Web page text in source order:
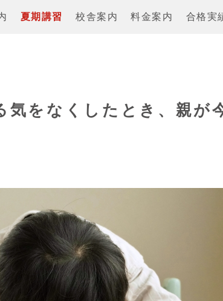
夏期講習 校舎案内 料金案内 合格実
気をなくしたとき、親が